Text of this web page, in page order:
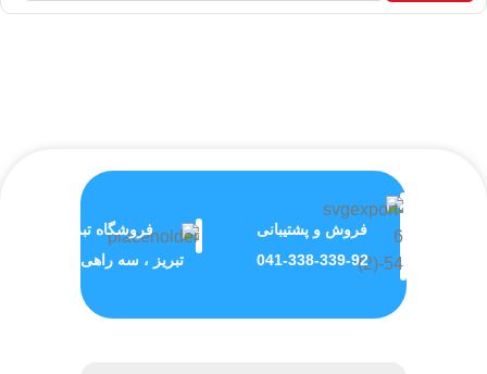
فروش و پشتیبانی
041-338-339-92
فروشگاه تبریز
تبریز ، سه راهی ولیعصر